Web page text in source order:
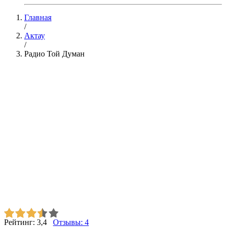
Главная
/
Актау
/
Радио Той Думан
Рейтинг: 3,4 Отзывы: 4